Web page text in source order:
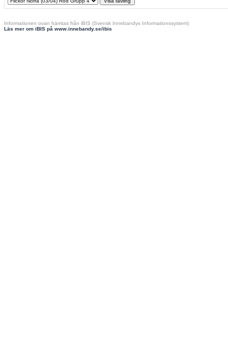
Informationen ovan hämtas från iBIS (Svensk Innebandys Informationssystem)
Läs mer om iBIS på www.innebandy.se/ibis